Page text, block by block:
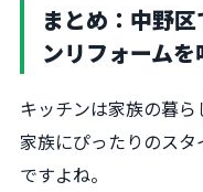
まとめ：中野
ンリフォーム
キッチンは家族の暮
家族にぴったりのス
ですよね。